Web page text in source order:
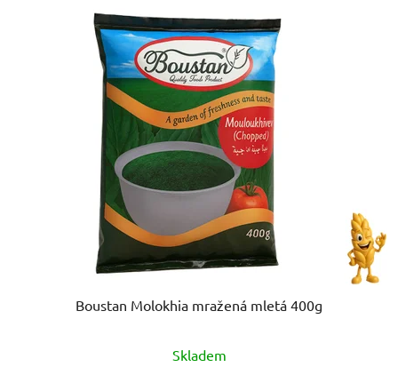
Boustan Molokhia mražená mletá 400g
Skladem